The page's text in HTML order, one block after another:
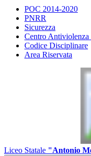
POC 2014-2020
PNRR
Sicurezza
Centro
Codice Disciplinare
Area Riservata
Liceo Statale "Antonio